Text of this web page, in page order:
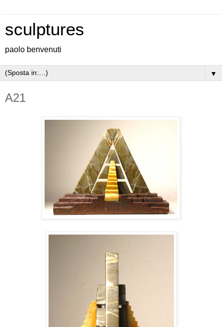
sculptures
paolo benvenuti
▼
A21